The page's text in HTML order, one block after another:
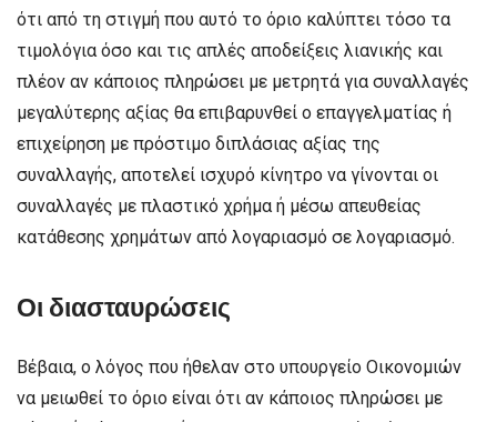
ότι από τη στιγμή που αυτό το όριο καλύπτει τόσο τα
τιμολόγια όσο και τις απλές αποδείξεις λιανικής και
πλέον αν κάποιος πληρώσει με μετρητά για συναλλαγές
μεγαλύτερης αξίας θα επιβαρυνθεί ο επαγγελματίας ή
επιχείρηση με πρόστιμο διπλάσιας αξίας της
συναλλαγής, αποτελεί ισχυρό κίνητρο να γίνονται οι
συναλλαγές με πλαστικό χρήμα ή μέσω απευθείας
κατάθεσης χρημάτων από λογαριασμό σε λογαριασμό.
Οι διασταυρώσεις
Βέβαια, ο λόγος που ήθελαν στο υπουργείο Οικονομιών
να μειωθεί το όριο είναι ότι αν κάποιος πληρώσει με